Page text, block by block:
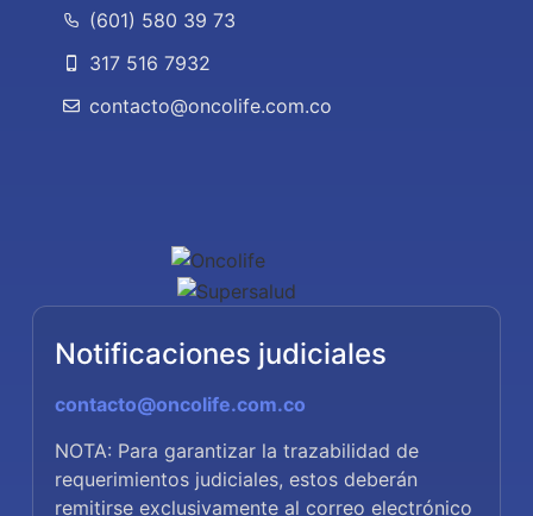
Notificaciones judiciales
contacto@oncolife.com.co
NOTA: Para garantizar la trazabilidad de
requerimientos judiciales, estos deberán
remitirse exclusivamente al correo electrónico
(601) 580 39 73
317 516 7932
contacto@oncolife.com.co